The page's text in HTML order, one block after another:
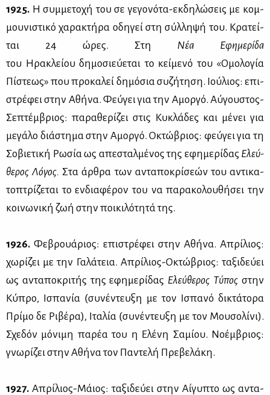
1925. Η συμ­με­το­χή του σε γε­γο­νό­τα-εκ­δη­λώ­σεις με κομ­
μου­νι­στι­κό χα­ρα­κτή­ρα οδη­γεί στη σύλ­λη­ψή του. Κρα­τεί­
ται 24 ώρες. Στη Νέα Εφη­με­ρί­δα
του Ηρα­κλεί­ου δη­μο­σιεύ­ε­ται το κεί­με­νό του «Ομο­λο­γία
Πί­στε­ως» που προ­κα­λεί δη­μό­σια συ­ζή­τη­ση. Ιού­λιος: επι­
στρέ­φει στην Αθή­να. Φεύ­γει για την Αμορ­γό. Αύ­γου­στος-
Σε­πτέμ­βριος: πα­ρα­θε­ρί­ζει στις Κυ­κλά­δες και μέ­νει για
με­γά­λο διά­στη­μα στην Αμορ­γό. Οκτώ­βριος: φεύ­γει για τη
Σο­βιε­τι­κή Ρω­σία ως απε­σταλ­μέ­νος της εφη­με­ρί­δας Ελεύ­
θε­ρος Λό­γος. Στα άρ­θρα των αντα­πο­κρί­σε­ών του αντι­κα­
το­πτρί­ζε­ται το εν­δια­φέ­ρον του να πα­ρα­κο­λου­θή­σει την
κοι­νω­νι­κή ζωή στην ποι­κι­λό­τη­τά της.
1926. Φε­βρουά­ριος: επι­στρέ­φει στην Αθή­να. Απρί­λιος:
χω­ρί­ζει με την Γα­λά­τεια. Απρί­λιος-Οκτώ­βριος: τα­ξι­δεύ­ει
ως αντα­πο­κρι­τής της εφη­με­ρί­δας Ελεύ­θε­ρος Τύ­ποςστην
Κύ­προ, Ισπα­νία (συ­νέ­ντευ­ξη με τον Ισπα­νό δι­κτά­το­ρα
Πρί­μο δε Ρι­βέ­ρα), Ιτα­λία (συ­νέ­ντευ­ξη με τον Μου­σο­λί­νι).
Σχε­δόν μό­νι­μη πα­ρέα του η Ελέ­νη Σα­μί­ου. Νο­έμ­βριος:
γνω­ρί­ζει στην Αθή­να τον Πα­ντε­λή Πρε­βε­λά­κη.
1927. Απρί­λιος-Μάιος: τα­ξι­δεύ­ει στην Αί­γυ­πτο ως αντα­